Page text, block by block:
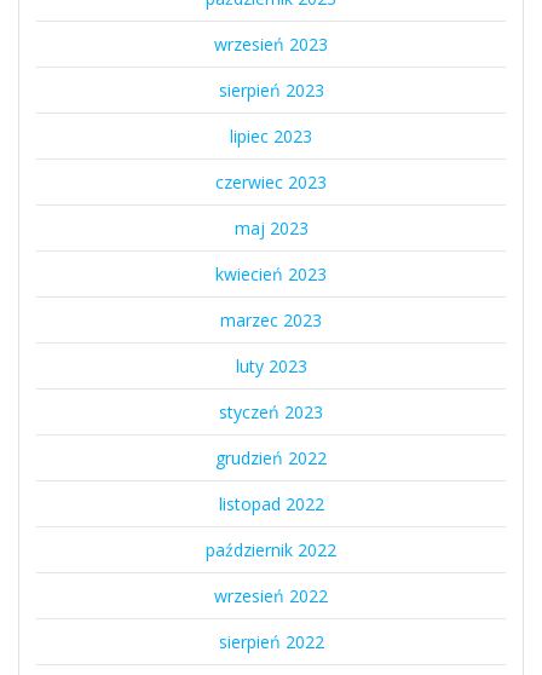
wrzesień 2023
sierpień 2023
lipiec 2023
czerwiec 2023
maj 2023
kwiecień 2023
marzec 2023
luty 2023
styczeń 2023
grudzień 2022
listopad 2022
październik 2022
wrzesień 2022
sierpień 2022